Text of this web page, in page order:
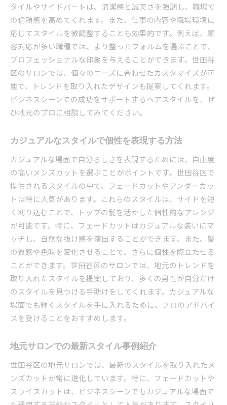
ニーズに応えるメンズカットで日常をスタイリッシ
ュに
ライフスタイルに応じたスタイル選び
仕事とプライベートに合う万能カット
シーンに合わせたスタイリングのコツ
隠れた魅力を引き出す髪型の選び方
日常生活を考慮したメンテナンス提案
スタイルを維持するためのサロンケア
身
最新のトレンドスタイルとは
トレンドに敏感なサロンの選び方
トレンドを自分に合うスタイルに取り入れる
今季おすすめのトレンドカット
世田谷区のサロンが提供する注目のスタイル
トレンドを超えたオリジナルスタイルの実現
身だしなみを整えるためのおすすめメンズカット選
び
身だしなみが与える印象の重要性
自分に合ったカットの見つけ方
スタイルと身だしなみの関係
プロのアドバイスで理想のスタイルへ
カットを通じて自信を得る方法
タイルやサイドパートは、清潔感と誠実さを強調し、職場で
の信頼感を高めてくれます。また、仕事の内容や職場環境に
応じてスタイルを微調整することも効果的です。例えば、顧
客対応が多い職種では、より整ったフォルムを選ぶことで、
プロフェッショナルな印象を与えることができます。世田谷
区のサロンでは、個々のニーズに合わせたカスタマイズが可
能で、トレンドを取り入れたデザインも提案してくれます。
ビジネスシーンでの成功をサポートするヘアスタイルを、ぜ
ひ地元のプロに相談してみてください。
カジュアルなスタイルで個性を表現する方法
カジュアルな場面で自分らしさを表現するためには、自由度
の高いメンズカットを選ぶことがポイントです。世田谷区で
提供されるスタイルの中で、フェードカットやアンダーカッ
トは特に人気があります。これらのスタイルは、サイドを短
く刈り込むことで、トップの髪を活かした個性的なアレンジ
が可能です。特に、フェードカットはカジュアルな装いにマ
ッチし、自然な抜け感を演出することができます。また、髪
の質感や色味を変化させることで、さらに個性を際立たせる
ことができます。世田谷区のサロンでは、地元のトレンドを
取り入れたスタイルを提案しており、多くの男性が自分だけ
のスタイルを見つける手助けをしてくれます。カジュアルな
場面でも輝くスタイルを手に入れるために、プロのアドバイ
スを受けることをおすすめします。
地元サロンでの最新スタイル事例紹介
世田谷区の地元サロンでは、最新のスタイルを取り入れたメ
ンズカットが常に進化しています。特に、フェードカットや
スライスカットは、ビジネスシーンでもカジュアルな場面で